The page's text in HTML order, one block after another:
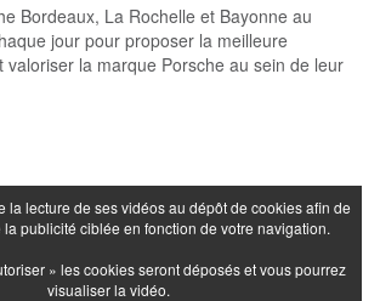
Bordeaux, La Rochelle et Bayonne au
jour pour proposer la meilleure
valoriser la marque Porsche au sein de leur
la lecture de ses vidéos au dépôt de cookies afin de
publicité ciblée en fonction de votre navigation.
» les cookies seront déposés et vous pourrez
visualiser la vidéo.